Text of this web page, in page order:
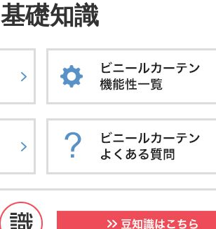
基礎知識